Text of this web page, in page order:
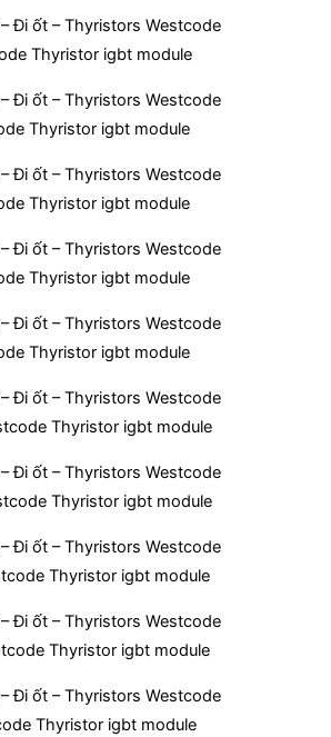
Đi ốt – Thyristors Westcode
Thyristor igbt module
Đi ốt – Thyristors Westcode
Thyristor igbt module
Đi ốt – Thyristors Westcode
Thyristor igbt module
Đi ốt – Thyristors Westcode
Thyristor igbt module
Đi ốt – Thyristors Westcode
Thyristor igbt module
Đi ốt – Thyristors Westcode
Thyristor igbt module
Đi ốt – Thyristors Westcode
Thyristor igbt module
Đi ốt – Thyristors Westcode
Thyristor igbt module
Đi ốt – Thyristors Westcode
Thyristor igbt module
Đi ốt – Thyristors Westcode
Thyristor igbt module